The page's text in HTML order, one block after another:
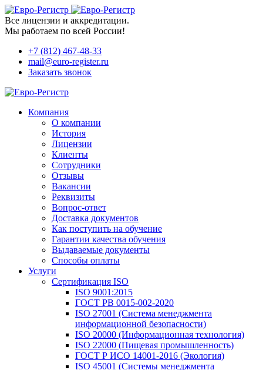
Все лицензии и аккредитации.
Мы работаем по всей России!
+7 (812) 467-48-33
mail@euro-register.ru
Заказать звонок
Компания
О компании
История
Лицензии
Клиенты
Сотрудники
Отзывы
Вакансии
Реквизиты
Вопрос-ответ
Доставка документов
Как поступить на обучение
Гарантии качества обучения
Выдаваемые документы
Способы оплаты
Услуги
Сертификация ISO
ISO 9001:2015
ГОСТ РВ 0015-002-2020
ISO 27001 (Система менеджмента
информационной безопасности)
ISO 20000 (Информационная технология)
ISO 22000 (Пищевая промышленность)
ГОСТ Р ИСО 14001-2016 (Экология)
ISO 45001 (Системы менеджмента